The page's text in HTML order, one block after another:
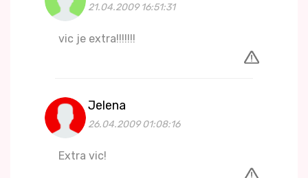
21.04.2009 16:51:31
vic je extra!!!!!!!
Jelena
26.04.2009 01:08:16
Extra vic!